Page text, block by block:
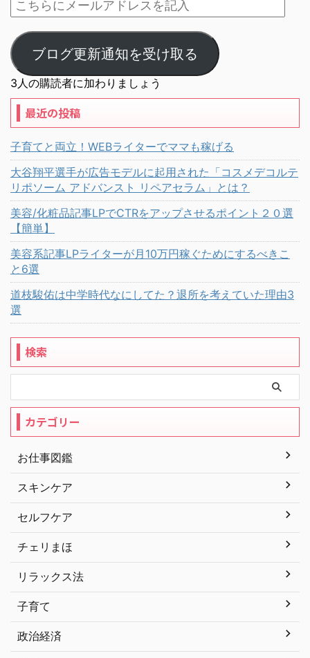
ブログ更新通知を受け取る
3人の購読者に加わりましょう
最近の投稿
子育てと両立！WEBライターでママも稼げる
大谷翔平選手が広告モデルに起用された「コスメデコルテ
リポソーム アドバンスト リペアセラム」とは？
美容/化粧品記事LPでCTRをアップさせるポイント２０選
【簡単】
美容系記事LPライターが月10万円稼ぐためにするべきこ
と6選
道枝駿佑は中学時代なにしてた？退所を考えていた理由3
選
検索
カテゴリー
お仕事図鑑
スキンケア
セルフケア
チェリまほ
リラックス法
子育て
政治経済